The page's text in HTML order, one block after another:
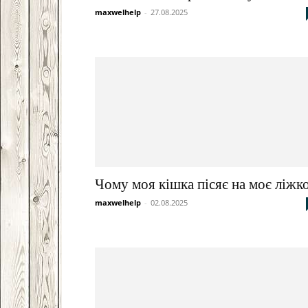
maxwelhelp - 27.08.2025
Чому моя кішка пісяє на моє
maxwelhelp - 02.08.2025